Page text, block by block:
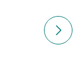
du sapin de
Article